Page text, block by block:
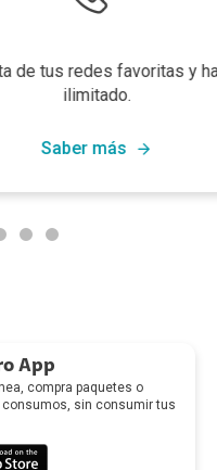
y habla
App
compra paquetes o
sin consumir tus